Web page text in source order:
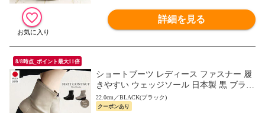
詳細を見る
8/8時点_ポイント最大11倍
ショートブーツ レディース ファスナー 履
きやすい ウェッジソール 日本製 黒 ブラッ
ク FIRST CONTACT ファーストコンタクト
69600
22.0cm／BLACK(ブラック)
クーポンあり